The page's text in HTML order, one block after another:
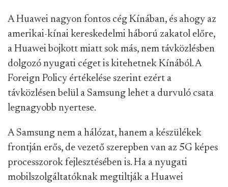
A Huawei nagyon fontos cég Kínában, és ahogy az
amerikai-kínai kereskedelmi háború zakatol előre,
a Huawei bojkott miatt sok más, nem távközlésben
dolgozó nyugati céget is kitehetnek Kínából. A
Foreign Policy értékelése szerint ezért a
távközlésen belül a Samsung lehet a durvuló csata
legnagyobb nyertese.
A Samsung nem a hálózat, hanem a készülékek
frontján erős, de vezető szerepben van az 5G képes
processzorok fejlesztésében is. Ha a nyugati
mobilszolgáltatóknak megtiltják a Huawei